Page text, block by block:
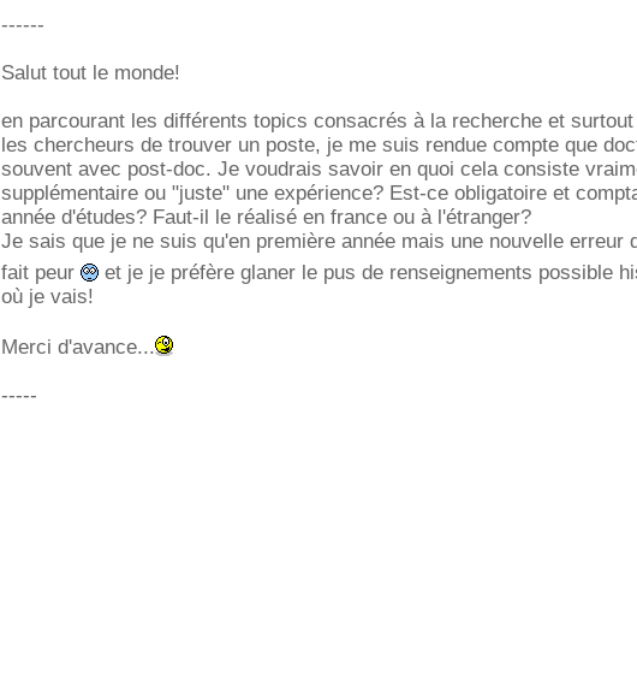
------
Salut tout le monde!
en parcourant les différents topics consacrés à la recherche et
les chercheurs de trouver un poste, je me suis rendue compte que
souvent avec post-doc. Je voudrais savoir en quoi cela consiste
supplémentaire ou "juste" une expérience? Est-ce obligatoire et
année d'études? Faut-il le réalisé en france ou à l'étranger?
Je sais que je ne suis qu'en première année mais une nouvelle erreur
fait peur
et je je préfère glaner le pus de renseignements possible
où je vais!
Merci d'avance...
-----